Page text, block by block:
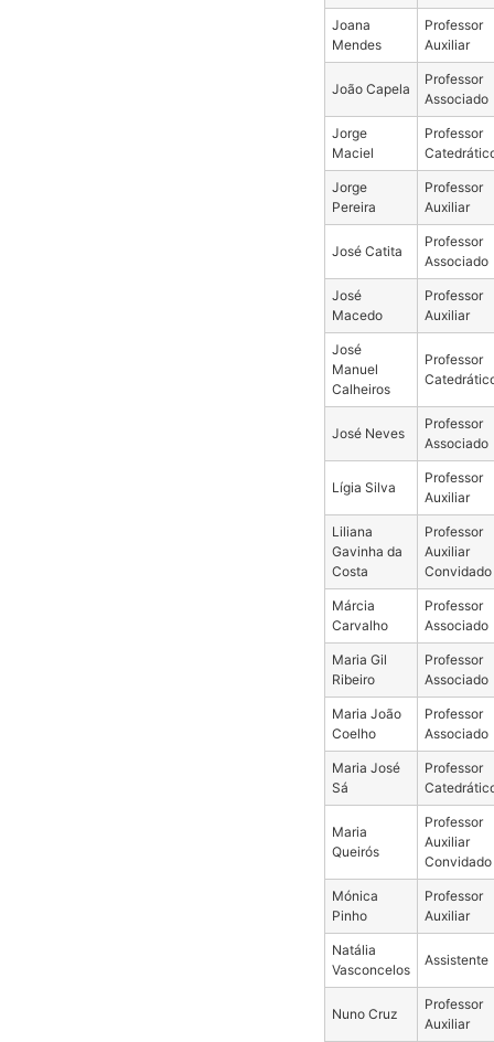
Joana
Mendes
Professor
Auxiliar
João Capela
Professor
Associado
Jorge
Maciel
Professor
Jorge
Pereira
Professor
Auxiliar
José Catita
Professor
Associado
José
Macedo
Professor
Auxiliar
José
Manuel
Calheiros
Professor
José Neves
Professor
Associado
Lígia Silva
Professor
Auxiliar
Liliana
Gavinha da
Costa
Professor
Auxiliar
Convidado
Márcia
Carvalho
Professor
Associado
Maria Gil
Ribeiro
Professor
Associado
Maria João
Coelho
Professor
Associado
Maria José
Sá
Professor
Maria
Queirós
Professor
Auxiliar
Convidado
Mónica
Pinho
Professor
Auxiliar
Natália
Vasconcelos
Assistente
Nuno Cruz
Professor
Auxiliar